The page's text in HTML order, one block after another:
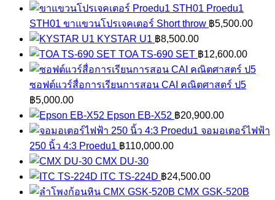
Proedu1
STH01 ขาแขวนโปรเจคเตอร์ Short throw ฿5,500.00
KYSTAR U1 ฿8,500.00
TOA TS-690 SET ฿12,600.00
ซอฟต์แวร์สื่อการเรียนการสอน CAI คณิตศาสตร์ ป5
฿5,000.00
Epson EB-X52 ฿20,900.00
จอมอเตอร์ไฟฟ้า
250 นิ้ว 4:3 Proedu1 ฿110,000.00
CMX DU-30
ITC TS-224D ฿24,500.00
CMX GSK-520B